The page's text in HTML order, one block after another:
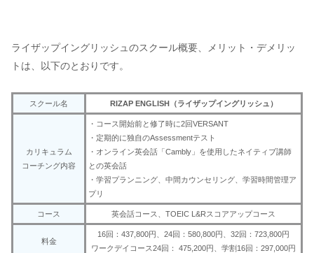
ライザップイングリッシュのスクール概要、メリット・デメリッ
トは、以下のとおりです。
スクール名 RIZAP ENGLISH（ライザップイングリッシュ）
カリキュラム
コーチング内容
・コース開始前と修了時に2回VERSANT
・定期的に独自のAssessmentテスト
・オンライン英会話「Cambly」を使用したネイティブ講師
との英会話
・学習プランニング、中間カウンセリング、学習時間管理ア
プリ
コース 英会話コース、TOEIC L&Rスコアアップコース
料金
16回：437,800円、24回：580,800円、32回：723,800円
ワークデイコース24回： 475,200円、学割16回：297,000円